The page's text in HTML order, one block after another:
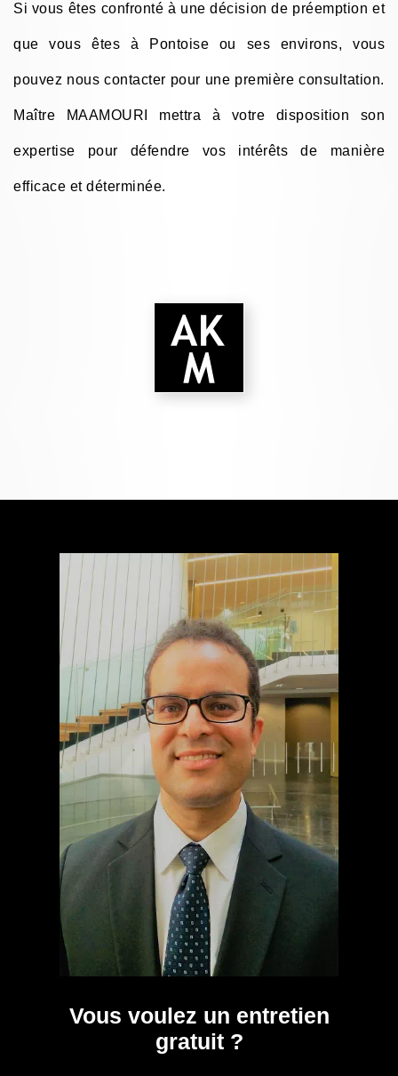
Si vous êtes confronté à une décision de préemption et
que vous êtes à Pontoise ou ses environs, vous
pouvez nous contacter pour une première consultation.
Maître MAAMOURI mettra à votre disposition son
expertise pour défendre vos intérêts de manière
efficace et déterminée.
Vous voulez un entretien
gratuit ?